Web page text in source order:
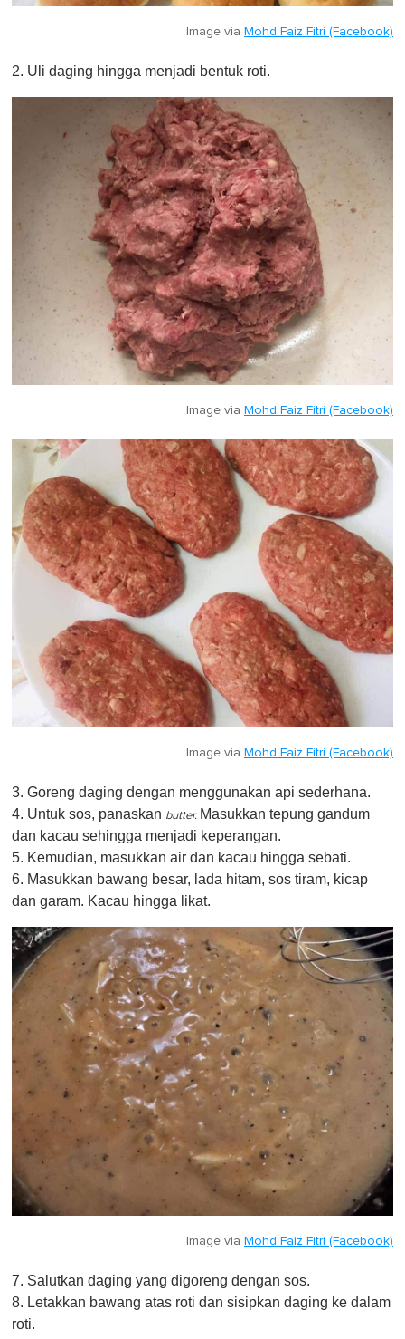
Image via Mohd Faiz Fitri (Facebook)
2. Uli daging hingga menjadi bentuk roti.
Image via Mohd Faiz Fitri (Facebook)
Image via Mohd Faiz Fitri (Facebook)
3. Goreng daging dengan menggunakan api sederhana.
4. Untuk sos, panaskan butter. Masukkan tepung gandum
dan kacau sehingga menjadi keperangan.
5. Kemudian, masukkan air dan kacau hingga sebati.
6. Masukkan bawang besar, lada hitam, sos tiram, kicap
dan garam. Kacau hingga likat.
Image via Mohd Faiz Fitri (Facebook)
7. Salutkan daging yang digoreng dengan sos.
8. Letakkan bawang atas roti dan sisipkan daging ke dalam
roti.